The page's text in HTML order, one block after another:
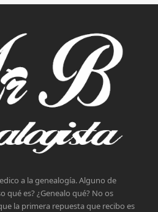
a la genealogía. Alguno de
qué es? ¿Genealo qué? No os
la primera repuesta que recibo es